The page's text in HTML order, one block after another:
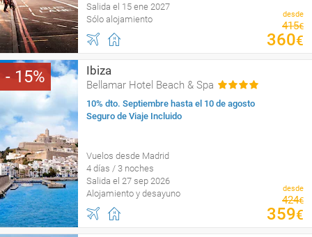
Salida el 15 ene 2027
Sólo alojamiento
desde
415€
360€
15 Ibiza
Bellamar Hotel Beach & Spa
10% dto. Septiembre hasta el 10 de agosto
Seguro de Viaje Incluido
Vuelos desde Madrid
4 días / 3 noches
Salida el 27 sep 2026
Alojamiento y desayuno
desde
424€
359€